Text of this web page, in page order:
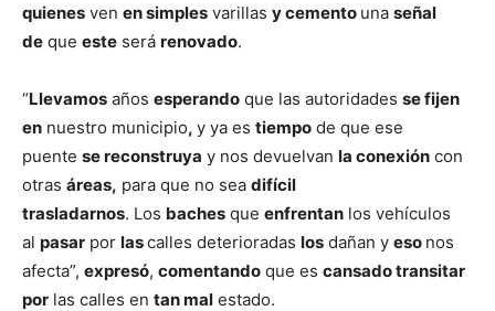
quienes ven en simples varillas y cemento una señal
de que este será renovado.
“Llevamos años esperando que las autoridades se fijen
en nuestro municipio, y ya es tiempo de que ese
puente se reconstruya y nos devuelvan la conexión con
otras áreas, para que no sea difícil
trasladarnos. Los baches que enfrentan los vehículos
al pasar por lascalles deterioradas los dañan y eso nos
afecta”, expresó, comentando que es cansado transitar
por las calles en tan mal estado.